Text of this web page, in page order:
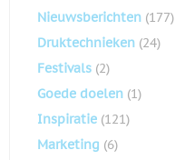
Nieuwsberichten (177)
Druktechnieken (24)
Festivals (2)
Goede doelen (1)
Inspiratie (121)
Marketing (6)